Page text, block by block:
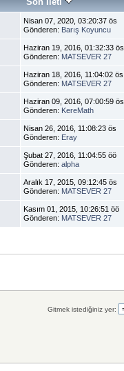
Nisan 07, 2020, 03:20:37 ös
Gönderen: Barış Koyuncu
Haziran 19, 2016, 01:32:33 ös
Gönderen: MATSEVER 27
Haziran 18, 2016, 11:04:02 ös
Gönderen: MATSEVER 27
Haziran 09, 2016, 07:00:59 ös
Gönderen: KereMath
Nisan 26, 2016, 11:08:23 ös
Gönderen: Eray
Şubat 27, 2016, 11:04:55 öö
Gönderen:alpha
Aralık 17, 2015, 09:12:45 ös
Gönderen: MATSEVER 27
Kasım 01, 2015, 10:26:51 öö
Gönderen: MATSEVER 27
Gitmek istediğiniz yer: